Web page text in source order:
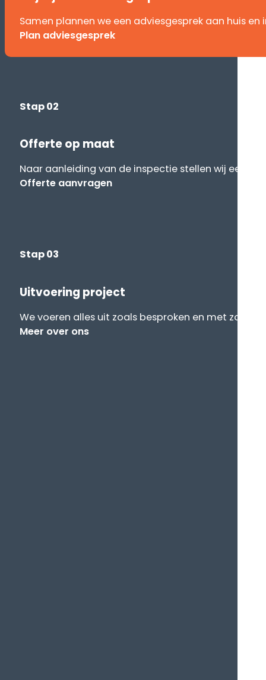
Samen plannen we een adviesgesprek aan huis
Plan adviesgesprek
Stap 02
Offerte op maat
Naar aanleiding van de inspectie stellen wij een
Offerte aanvragen
Stap 03
Uitvoering project
We voeren alles uit zoals besproken en met zo
Meer over ons